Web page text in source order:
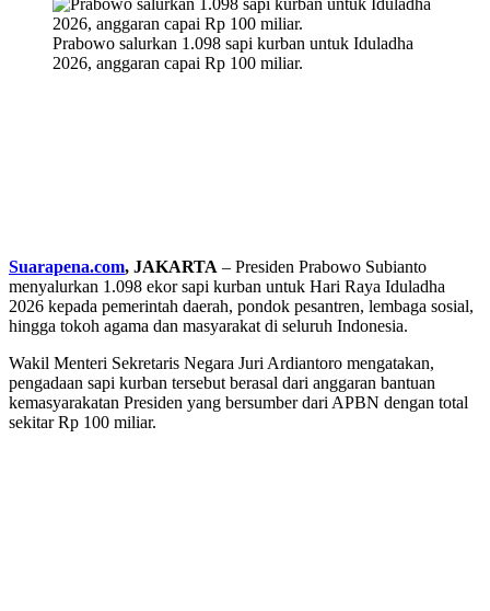
Prabowo salurkan 1.098 sapi kurban untuk Iduladha
2026, anggaran capai Rp 100 miliar.
Suarapena.com, JAKARTA – Presiden Prabowo Subianto
menyalurkan 1.098 ekor sapi kurban untuk Hari Raya Iduladha
2026 kepada pemerintah daerah, pondok pesantren, lembaga sosial,
hingga tokoh agama dan masyarakat di seluruh Indonesia.
Wakil Menteri Sekretaris Negara Juri Ardiantoro mengatakan,
pengadaan sapi kurban tersebut berasal dari anggaran bantuan
kemasyarakatan Presiden yang bersumber dari APBN dengan total
sekitar Rp 100 miliar.